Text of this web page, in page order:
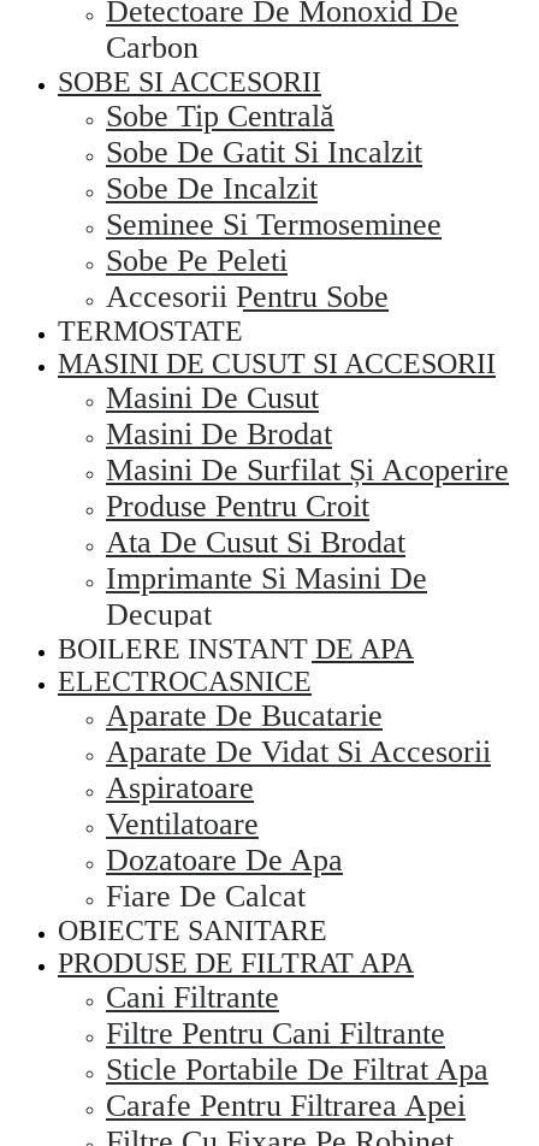
Detectoare De Monoxid De
Carbon
SOBE SI ACCESORII
Sobe Tip Centrală
Sobe De Gatit Si Incalzit
Sobe De Incalzit
Seminee Si Termoseminee
Sobe Pe Peleti
Accesorii Pentru Sobe
TERMOSTATE
MASINI DE CUSUT SI ACCESORII
Masini De Cusut
Masini De Brodat
Masini De Surfilat Și Acoperire
Produse Pentru Croit
Ata De Cusut Si Brodat
Imprimante Si Masini De
Decupat
BOILERE INSTANT DE APA
ELECTROCASNICE
Aparate De Bucatarie
Aparate De Vidat Si Accesorii
Aspiratoare
Ventilatoare
Dozatoare De Apa
Fiare De Calcat
OBIECTE SANITARE
PRODUSE DE FILTRAT APA
Cani Filtrante
Filtre Pentru Cani Filtrante
Sticle Portabile De Filtrat Apa
Carafe Pentru Filtrarea Apei